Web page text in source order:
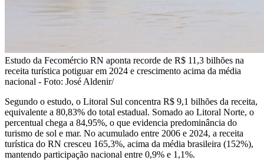
Estudo da Fecomércio RN aponta recorde de R$ 11,3 bilhões na
receita turística potiguar em 2024 e crescimento acima da média
nacional - Foto: José Aldenir/
Segundo o estudo, o Litoral Sul concentra R$ 9,1 bilhões da receita,
equivalente a 80,83% do total estadual. Somado ao Litoral Norte, o
percentual chega a 84,95%, o que evidencia predominância do
turismo de sol e mar. No acumulado entre 2006 e 2024, a receita
turística do RN cresceu 165,3%, acima da média brasileira (152%),
mantendo participação nacional entre 0,9% e 1,1%.